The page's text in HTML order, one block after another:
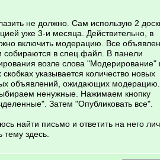
не должно. Сам использую 2
уже 3-и месяца. Действительно, в
включить модерацию. Все
собираются в спец.файл. В панели
возле слова "Модерирование"
скобках указывается количество новых
объявлений, ожидающих модерацию.
ненужные. Нажимаем кнопку
Затем "Опубликовать все".
найти письмо и ответить на него
тему здесь.